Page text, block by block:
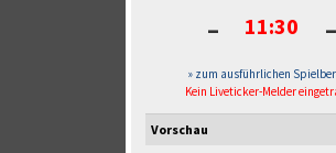
- 11:30 -
» zum ausführlichen
Kein Liveticker-Melder
Vorschau